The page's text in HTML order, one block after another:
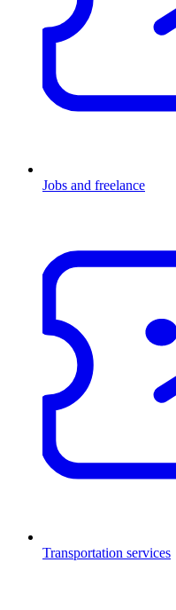
Jobs and freelance
Transportation services